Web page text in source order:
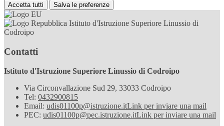
Accetta tutti Salva le preferenze
Istituto d'Istruzione Superiore Linussio di
Codroipo
Contatti
Istituto d'Istruzione Superiore Linussio di Codroipo
Via Circonvallazione Sud 29, 33033 Codroipo
Tel: 0432900815
Email: udis01100p@istruzione.itLink per inviare una mail
PEC: udis01100p@pec.istruzione.itLink per inviare una mail